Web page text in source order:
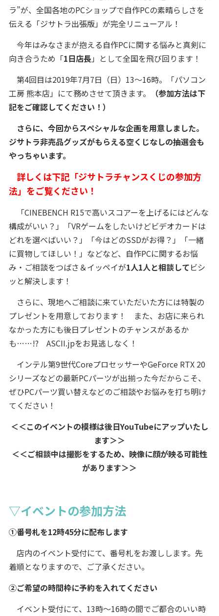
ラ”が、全国各地のPCショップで自作PCの素晴らしさを
伝える「ジサトラ出張版」が完全リニューアル！
今年はみなさまが抱える自作PCに関する悩みと真剣に
向き合うため「1日店長 」として全国を飛び回ります！
第4回目は2019年7月7日（日）13～16時。「パソコン
工房 熊本店」にて務めさせて頂きます。
（参加方法は下
記をご確認してください！）
さらに、今回からスペシャルな企画を用意しました。
ジサトラ非売品グッズがもらえる空くじなしの抽選会も
やっちゃいます。
詳しくは下記「ジサトラチャンスくじの参加方
法」をご覧ください！
「CINEBENCH R15で高いスコアーを上げるにはどんな
構成がいい？」「VRゲームをしたいけどビデオカードは
どれを選べばいい？」「今はどのSSDがお得？」「一緒
に買物してほしい！」などなど、自作PCに関するお悩
み・ご相談をつばさ＆イッペイが1人1人と相談してビシ
ッと解決します！
さらに、現地へご相談に来ていただいた方には特製の
プレゼントを用意しております！ また、お店に来られ
なかった方にも後日プレゼントのチャンスがあるか
も……!? ASCII.jpをお見逃しなく！
インテル第9世代CoreプロセッサーやGeForce RTX 20
シリーズなどの最新PCパーツが出揃った今だからこそ、
ぜひPCパーツ買い替えなどのご相談やお悩みを打ち明け
てください！
＜＜このイベントの模様は後日YouTubeにアップいたし
ます＞＞
＜＜ご相談中は撮影をするため、映像に顔が映る可能性
があります＞＞
▽イベントの参加方法
①番号札を12時45分に配布します
店内のイベント受付にて、番号札をお渡しします。先
着順となりますので、ご了承ください。
②ご希望の時間枠に予約を入れてください
イベント受付にて、13時～16時の間でご都合のいい時